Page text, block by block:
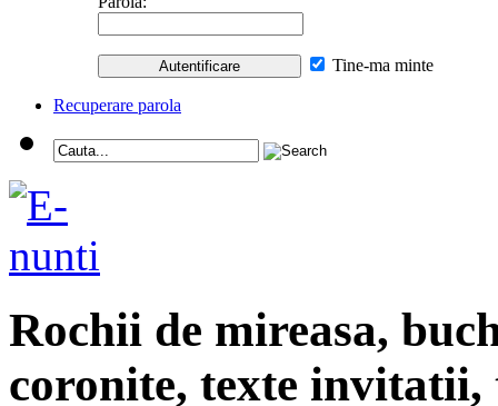
Tine-ma minte
Recuperare parola
Rochii de mireasa,
coronite, texte